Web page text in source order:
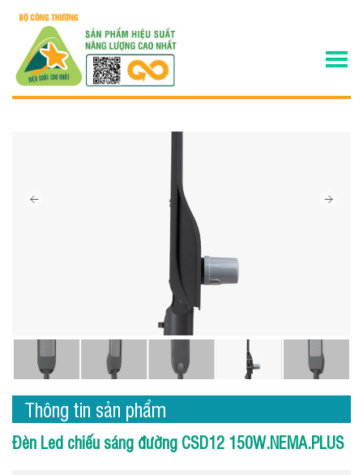
Thông tin sản phẩm
Đèn Led chiếu sáng đường CSD12 150W.NEMA.PLUS